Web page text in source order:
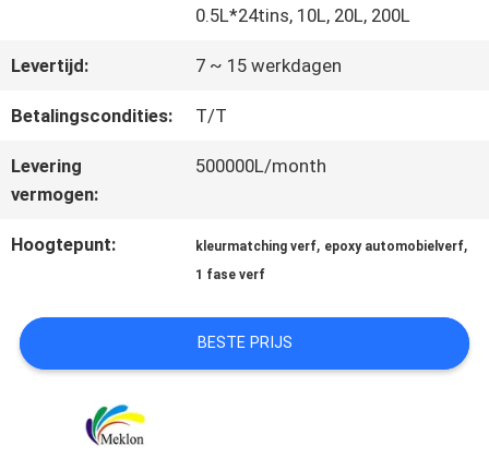
NIEUWS
VRAAG
EEN
OFFERTE
SITEMAP
PRIVACYBELEID
0.5L*24tins, 10L, 20L, 200L
Levertijd: 7 ~ 15 werkdagen
Betalingscondities: T/T
Levering
vermogen:
500000L/month
Hoogtepunt: kleurmatching verf, epoxy automobielverf,
1 fase verf
BESTE PRIJS